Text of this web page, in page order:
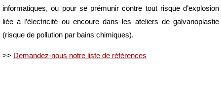
informatiques, ou pour se prémunir contre tout risque d’explosion
liée à l’électricité ou encoure dans les ateliers de galvanoplastie
(risque de pollution par bains chimiques).
>> Demandez-nous notre liste de références